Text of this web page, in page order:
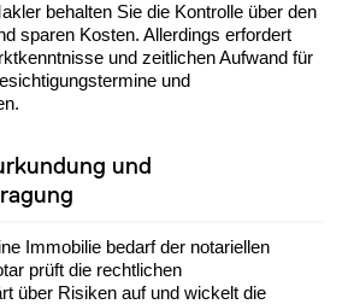
behalten Sie die Kontrolle über den
sparen Kosten. Allerdings erfordert
und zeitlichen Aufwand für
und
und
Immobilie bedarf der notariellen
prüft die rechtlichen
über Risiken auf und wickelt die